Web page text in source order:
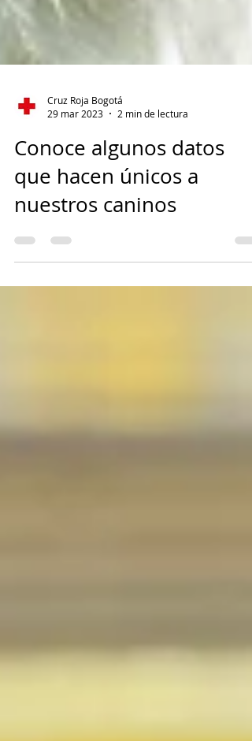
Cruz Roja Bogotá
29 mar 2023
2 min de lectura
Conoce algunos datos
que hacen únicos a
nuestros caninos